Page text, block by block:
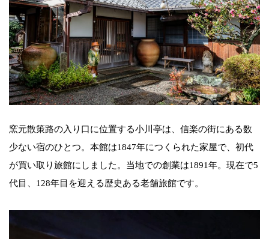
窯元散策路の入り口に位置する小川亭は、信楽の街にある数
少ない宿のひとつ。本館は1847年につくられた家屋で、初代
が買い取り旅館にしました。当地での創業は1891年。現在で5
代目、128年目を迎える歴史ある老舗旅館です。